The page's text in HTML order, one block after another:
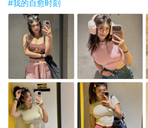
#我的自愈时刻